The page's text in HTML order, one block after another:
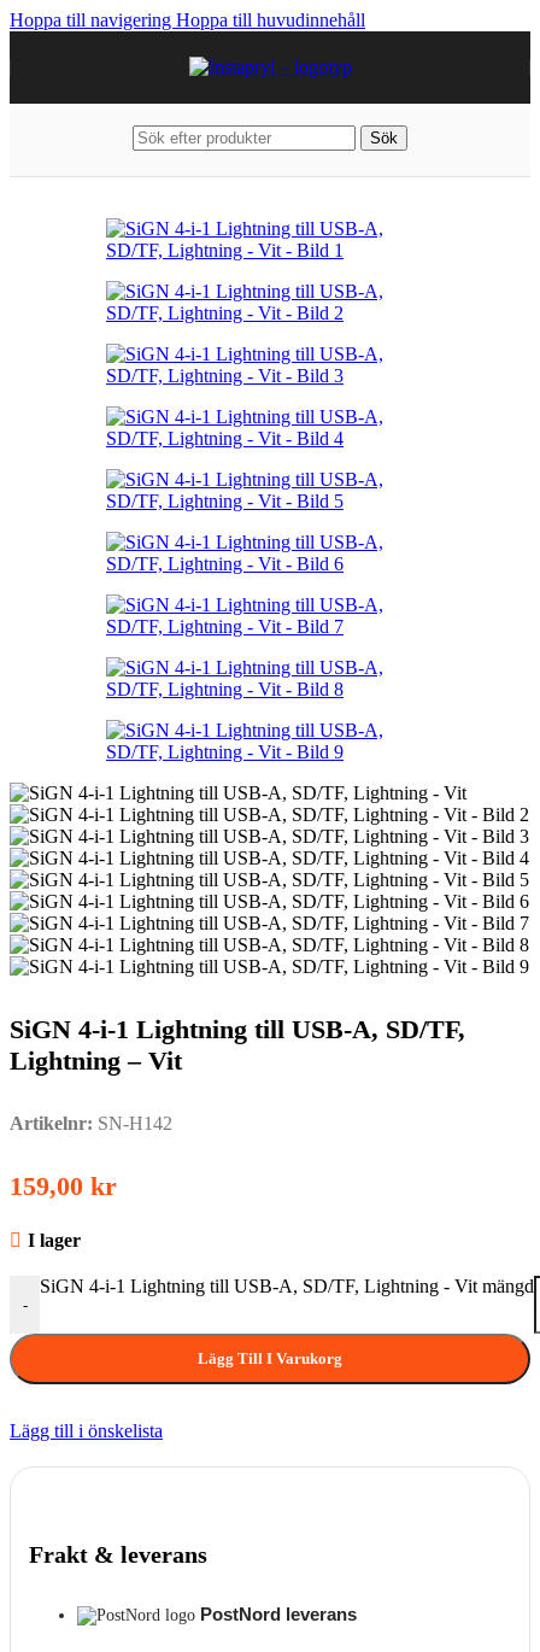
Hoppa till navigering Hoppa till huvudinnehåll
Sök
SiGN 4-i-1 Lightning till USB-A, SD/TF,
Lightning – Vit
Artikelnr: SN-H142
159,00 kr
I lager
-
SiGN 4-i-1 Lightning till USB-A, SD/TF, Lightning - Vit mängd
Lägg Till I Varukorg
Lägg till i önskelista
Frakt & leverans
PostNord leverans